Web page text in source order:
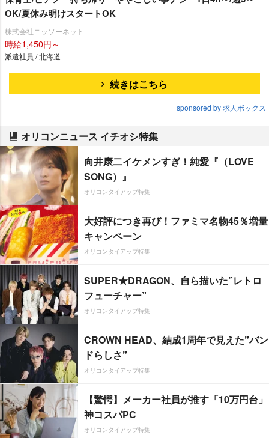
OK/夏休み明けスタートOK
株式会社ニッソーネット
時給1,450円～
派遣社員 / 北海道
続きはこちら
sponsored by 求人ボックス
オリコンニュース イチオシ特集
向井康二イケメンすぎ！純愛『（LOVE
SONG）』
オリコンタイアップ特集
大好評につき再び！ファミマ名物45％増量
キャンペーン
オリコンタイアップ特集
SUPER★DRAGON、自ら描いた”レトロ
フューチャー”
オリコンタイアップ特集
CROWN HEAD、結成1周年で見えた”バン
ドらしさ”
オリコンタイアップ特集
【驚愕】メーカー社員が推す「10万円台」
神コスパPC
オリコンタイアップ特集